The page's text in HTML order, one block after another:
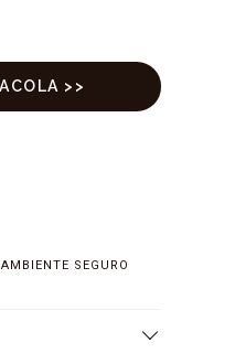
AMBIENTE SEGURO